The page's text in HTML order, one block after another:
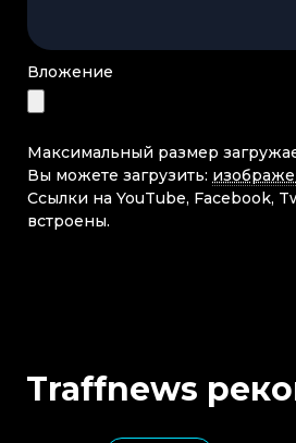
Вложение
Максимальный размер
Вы можете загрузить:
Ссылки на YouTube, Facebook,
встроены.
Traffnews